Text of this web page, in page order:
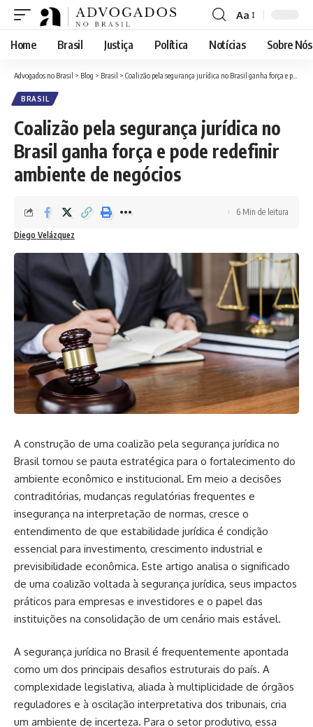
Font
Resizer
Aa
Home Brasil Justiça Política Notícias Sobre Nós
Advogados no Brasil > Blog > Brasil > Coalizão pela segurança jurídica no Brasil ganha força e pode redefinir ambiente de negócios
BRASIL
Coalizão pela segurança jurídica no
Brasil ganha força e pode redefinir
ambiente de negócios
Diego Velázquez
6 Min de leitura
A construção de uma coalizão pela segurança jurídica no
Brasil tornou se pauta estratégica para o fortalecimento do
ambiente econômico e institucional. Em meio a decisões
contraditórias, mudanças regulatórias frequentes e
insegurança na interpretação de normas, cresce o
entendimento de que estabilidade jurídica é condição
essencial para investimento, crescimento industrial e
previsibilidade econômica. Este artigo analisa o significado
de uma coalizão voltada à segurança jurídica, seus impactos
práticos para empresas e investidores e o papel das
instituições na consolidação de um cenário mais estável.
A segurança jurídica no Brasil é frequentemente apontada
como um dos principais desafios estruturais do país. A
complexidade legislativa, aliada à multiplicidade de órgãos
reguladores e à oscilação interpretativa dos tribunais, cria
um ambiente de incerteza. Para o setor produtivo, essa